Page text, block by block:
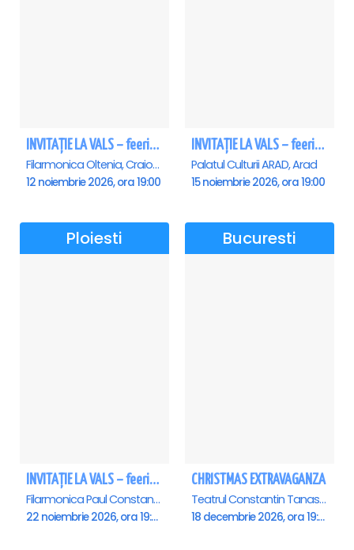
INVITAȚIE LA VALS – feerie de bal în paşi de dans - Craiova
Filarmonica Oltenia, Craiova
12 noiembrie 2026, ora 19:00
INVITAȚIE LA VALS – feerie de bal în paşi de dans - Arad
Palatul Culturii ARAD, Arad
15 noiembrie 2026, ora 19:00
Ploiesti
INVITAȚIE LA VALS – feerie de bal în paşi de dans - Ploiesti
Filarmonica Paul Constantinescu, Ploiesti
22 noiembrie 2026, ora 19:00
Bucuresti
CHRISTMAS EXTRAVAGANZA
Teatrul Constantin Tanase - Sala Savoy, Bucuresti
18 decembrie 2026, ora 19:00